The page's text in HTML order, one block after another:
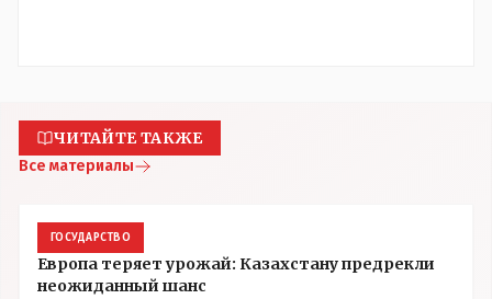
ЧИТАЙТЕ ТАКЖЕ
Все материалы
ГОСУДАРСТВО
Европа теряет урожай: Казахстану предрекли
неожиданный шанс